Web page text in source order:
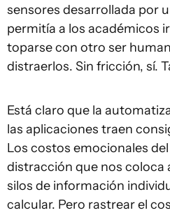
sensores desarrollada por
permitía a los académicos
toparse con otro ser
distraerlos. Sin fricción, sí.
Está claro que la
las aplicaciones traen
Los costos emocionales
distracción que nos coloca
silos de información
calcular. Pero rastrear el